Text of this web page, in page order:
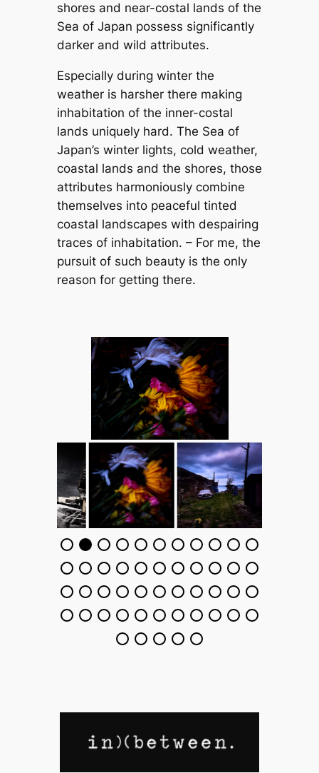
shores and near-costal lands of the
Sea of Japan possess significantly
darker and wild attributes.
Especially during winter the
weather is harsher there making
inhabitation of the inner-costal
lands uniquely hard. The Sea of
Japan’s winter lights, cold weather,
coastal lands and the shores, those
attributes harmoniously combine
themselves into peaceful tinted
coastal landscapes with despairing
traces of inhabitation. – For me, the
pursuit of such beauty is the only
reason for getting there.